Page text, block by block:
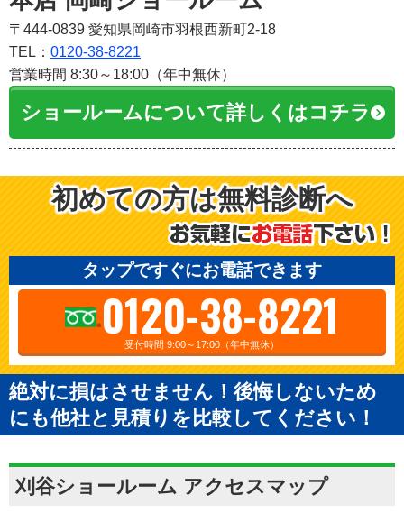
〒444-0839 愛知県岡崎市羽根西新町2-18
TEL： 0120-38-8221
営業時間 8:30～18:00（年中無休）
ショールームについて詳しくはコチラ
初めての方は無料診断へ
タップですぐにお電話できます
0120-38-8221
受付時間 9:00～17:00（年中無休）
絶対に損はさせません！後悔しないため
にも他社と見積りを比較してください！
刈谷ショールーム アクセスマップ